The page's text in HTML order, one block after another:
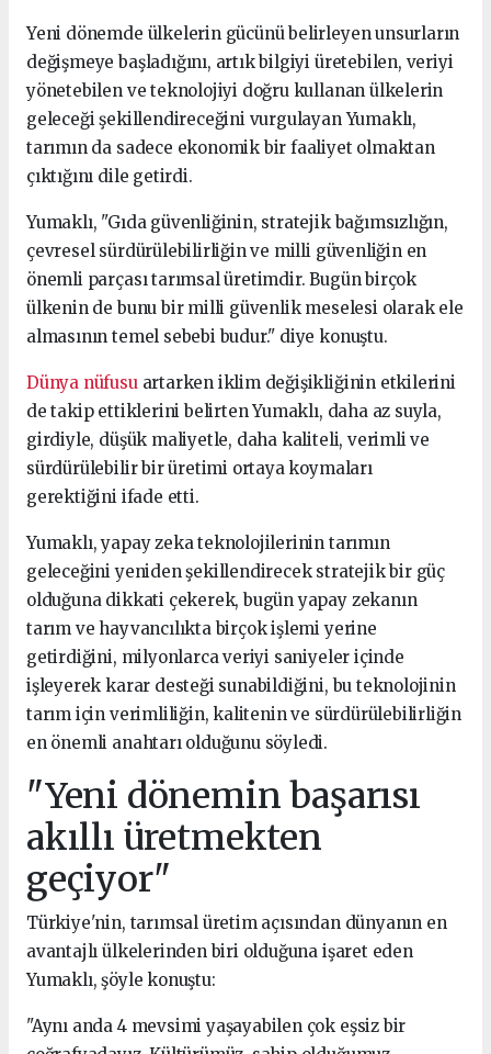
Yeni dönemde ülkelerin gücünü belirleyen unsurların
değişmeye başladığını, artık bilgiyi üretebilen, veriyi
yönetebilen ve teknolojiyi doğru kullanan ülkelerin
geleceği şekillendireceğini vurgulayan Yumaklı,
tarımın da sadece ekonomik bir faaliyet olmaktan
çıktığını dile getirdi.
Yumaklı, "Gıda güvenliğinin, stratejik bağımsızlığın,
çevresel sürdürülebilirliğin ve milli güvenliğin en
önemli parçası tarımsal üretimdir. Bugün birçok
ülkenin de bunu bir milli güvenlik meselesi olarak ele
almasının temel sebebi budur." diye konuştu.
Dünya nüfusuartarken iklim değişikliğinin etkilerini
de takip ettiklerini belirten Yumaklı, daha az suyla,
girdiyle, düşük maliyetle, daha kaliteli, verimli ve
sürdürülebilir bir üretimi ortaya koymaları
gerektiğini ifade etti.
Yumaklı, yapay zeka teknolojilerinin tarımın
geleceğini yeniden şekillendirecek stratejik bir güç
olduğuna dikkati çekerek, bugün yapay zekanın
tarım ve hayvancılıkta birçok işlemi yerine
getirdiğini, milyonlarca veriyi saniyeler içinde
işleyerek karar desteği sunabildiğini, bu teknolojinin
tarım için verimliliğin, kalitenin ve sürdürülebilirliğin
en önemli anahtarı olduğunu söyledi.
"Yeni dönemin başarısı
akıllı üretmekten
geçiyor"
Türkiye'nin, tarımsal üretim açısından dünyanın en
avantajlı ülkelerinden biri olduğuna işaret eden
Yumaklı, şöyle konuştu:
"Aynı anda 4 mevsimi yaşayabilen çok eşsiz bir